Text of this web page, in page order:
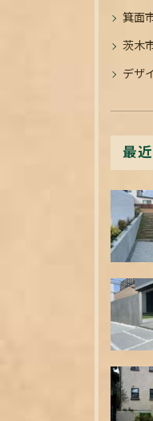
箕面
茨木
デザ
最